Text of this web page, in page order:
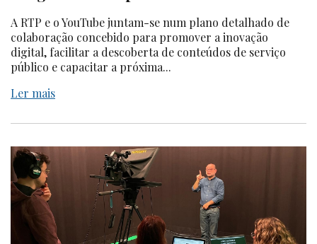
A RTP e o YouTube juntam-se num plano detalhado de
colaboração concebido para promover a inovação
digital, facilitar a descoberta de conteúdos de serviço
público e capacitar a próxima...
Ler mais